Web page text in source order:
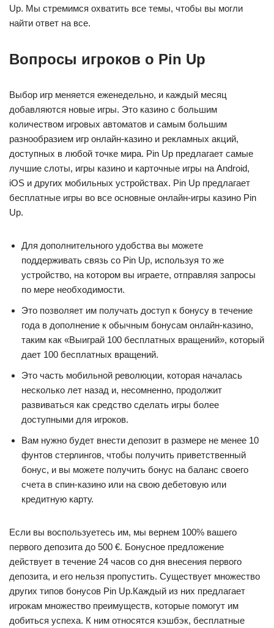
Up. Мы стремимся охватить все темы, чтобы вы могли
найти ответ на все.
Вопросы игроков о Pin Up
Выбор игр меняется еженедельно, и каждый месяц
добавляются новые игры. Это казино с большим
количеством игровых автоматов и самым большим
разнообразием игр онлайн-казино и рекламных акций,
доступных в любой точке мира. Pin Up предлагает самые
лучшие слоты, игры казино и карточные игры на Android,
iOS и других мобильных устройствах. Pin Up предлагает
бесплатные игры во все основные онлайн-игры казино Pin
Up.
Для дополнительного удобства вы можете
поддерживать связь со Pin Up, используя то же
устройство, на котором вы играете, отправляя запросы
по мере необходимости.
Это позволяет им получать доступ к бонусу в течение
года в дополнение к обычным бонусам онлайн-казино,
таким как «Выиграй 100 бесплатных вращений», который
дает 100 бесплатных вращений.
Это часть мобильной революции, которая началась
несколько лет назад и, несомненно, продолжит
развиваться как средство сделать игры более
доступными для игроков.
Вам нужно будет внести депозит в размере не менее 10
фунтов стерлингов, чтобы получить приветственный
бонус, и вы можете получить бонус на баланс своего
счета в спин-казино или на свою дебетовую или
кредитную карту.
Если вы воспользуетесь им, мы вернем 100% вашего
первого депозита до 500 €. Бонусное предложение
действует в течение 24 часов со дня внесения первого
депозита, и его нельзя пропустить. Существует множество
других типов бонусов Pin Up.Каждый из них предлагает
игрокам множество преимуществ, которые помогут им
добиться успеха. К ним относятся кэшбэк, бесплатные